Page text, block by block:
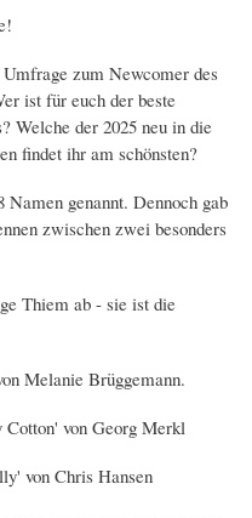
zum Newcomer des
ist für euch der beste
Welche der 2025 neu in die
findet ihr am schönsten?
Namen genannt. Dennoch gab
zwischen zwei besonders
Thiem ab - sie ist die
Melanie Brüggemann.
von Georg Merkl
von Chris Hansen